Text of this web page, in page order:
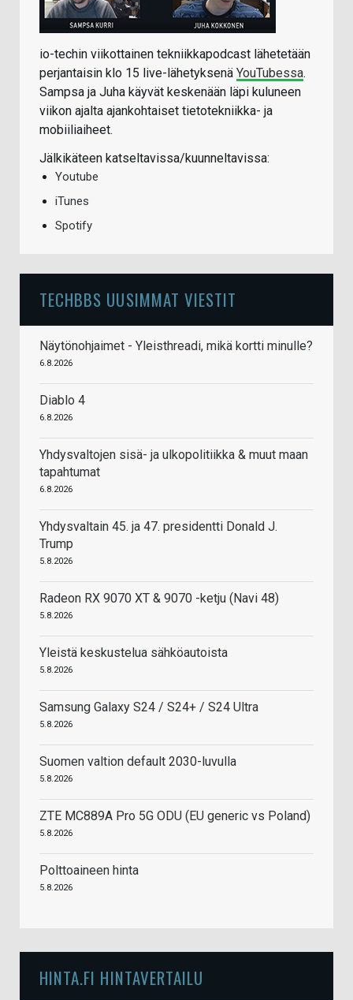
io-techin viikottainen tekniikkapodcast lähetetään
perjantaisin klo 15 live-lähetyksenä YouTubessa.
Sampsa ja Juha käyvät keskenään läpi kuluneen
viikon ajalta ajankohtaiset tietotekniikka- ja
mobiiliaiheet.
Jälkikäteen katseltavissa/kuunneltavissa:
Youtube
iTunes
Spotify
TECHBBS UUSIMMAT VIESTIT
Näytönohjaimet - Yleisthreadi, mikä kortti minulle?
6.8.2026
Diablo 4
6.8.2026
Yhdysvaltojen sisä- ja ulkopolitiikka & muut maan
tapahtumat
6.8.2026
Yhdysvaltain 45. ja 47. presidentti Donald J.
Trump
5.8.2026
Radeon RX 9070 XT & 9070 -ketju (Navi 48)
5.8.2026
Yleistä keskustelua sähköautoista
5.8.2026
Samsung Galaxy S24 / S24+ / S24 Ultra
5.8.2026
Suomen valtion default 2030-luvulla
5.8.2026
ZTE MC889A Pro 5G ODU (EU generic vs Poland)
5.8.2026
Polttoaineen hinta
5.8.2026
HINTA.FI HINTAVERTAILU